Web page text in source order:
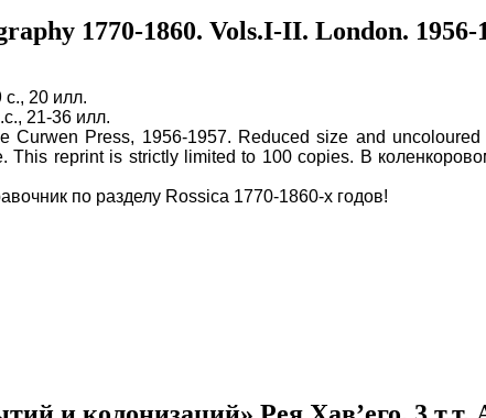
1770-1860. Vols.I-II. London. 1956-
с., 20 илл.
21-36 илл.
Press, 1956-1957. Reduced size and
This reprint is strictly limited to 100 copies. В
по разделу Rossica 1770-1860-х годов!